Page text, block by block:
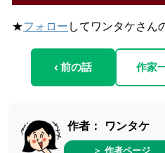
★フォロー してワンタケさん
‹ 前の話 作家
作者： ワンタケ
＞ 作者ページ